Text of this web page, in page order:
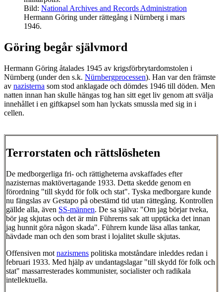
Bild: National Archives and Records Administration
Hermann Göring under rättegång i Nürnberg i mars
1946.
Göring begår självmord
Hermann Göring åtalades 1945 av krigsförbrytardomstolen i
Nürnberg (under den s.k. Nürnbergprocessen). Han var den främste
av nazisterna som stod anklagade och dömdes 1946 till döden. Men
natten innan han skulle hängas tog han sitt eget liv genom att svälja
innehållet i en giftkapsel som han lyckats smussla med sig in i
cellen.
Terrorstaten och rättslösheten
De medborgerliga fri- och rättigheterna avskaffades efter
nazisternas maktövertagande 1933. Detta skedde genom en
förordning "till skydd för folk och stat". Tyska medborgare kunde
nu fängslas av Gestapo på obestämd tid utan rättegång. Kontrollen
gällde alla, även SS-männen. De sa själva: "Om jag börjar tveka,
bör jag skjutas och det är min Führerns sak att upptäcka det innan
jag hunnit göra någon skada". Führern kunde läsa allas tankar,
hävdade man och den som brast i lojalitet skulle skjutas.
Offensiven mot nazismens politiska motståndare inleddes redan i
februari 1933. Med hjälp av undantagslagar "till skydd för folk och
stat" massarresterades kommunister, socialister och radikala
intellektuella.